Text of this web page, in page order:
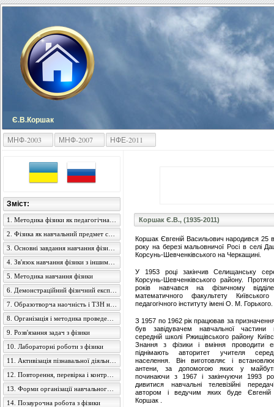
Є.В.Коршак
МНФ-2003 МНФ-2007 НФЕ-2011
Коршак Є.В., (1935-2011)
Коршак Євгеній Васильович народився 25
року на березі мальовничої Росі в селі
Корсунь-Шевченківського на Черкащині.
У 1953 році закінчив Селищанську
Корсунь-Шевченківського району.
років навчався на фізичному
математичного факультету Київського
педагогічного інституту імені О. М. Горького.
З 1957 по 1962 рік працював за
був завідувачем навчальної частини
середній школі Ржищівського району
Знання з фізики і вміння проводити
піднімають авторитет учителя
населення. Він виготовляє і встановлює
антени, за допомогою яких у
починаючи з 1967 і закінчуючи 1993
дивитися навчальні телевізійні
автором і ведучим яких буде Євгеній
Коршак .
Зміст:
5. Методика навчання фізики
9. Розв'язання задач з фізики
10. Лабораторні роботи з фізики
14. Позаурочна робота з фізики